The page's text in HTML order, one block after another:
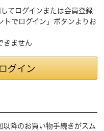
てログインまたは会員登録
でログイン」ボタンよりお
きません
降のお買い物手続きがスム